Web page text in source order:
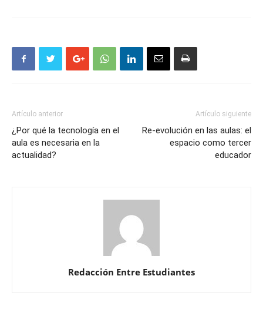
Artículo anterior
¿Por qué la tecnología en el
aula es necesaria en la
actualidad?
Artículo siguiente
Re-evolución en las aulas: el
espacio como tercer
educador
Redacción Entre Estudiantes